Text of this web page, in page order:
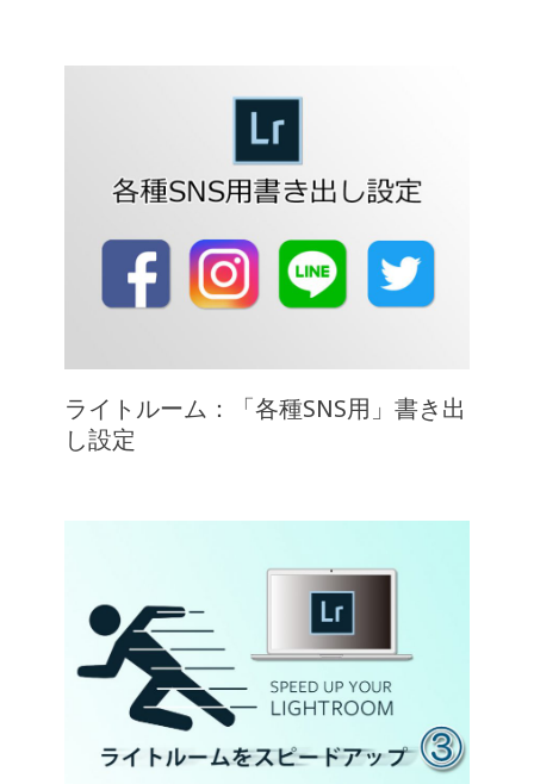
ライトルーム：「各種SNS用」書き出
し設定